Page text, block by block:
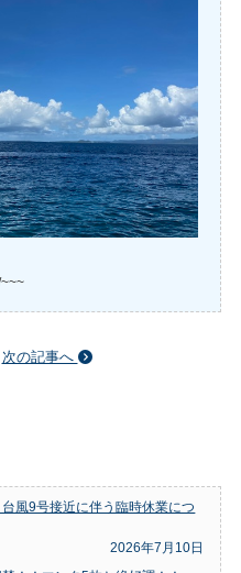
次の記事へ
台風9号接近に伴う臨時休業につ
2026年7月10日